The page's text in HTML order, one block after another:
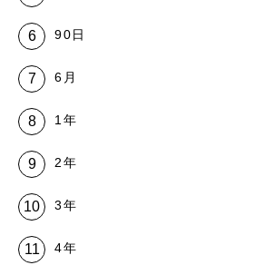
90日
6月
1年
2年
3年
4年